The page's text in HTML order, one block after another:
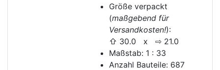
Größe verpackt
(maßgebend für
Versandkosten!):
⇧ 30.0 x ⇨ 21.0
Maßstab: 1 : 33
Anzahl Bauteile: 687